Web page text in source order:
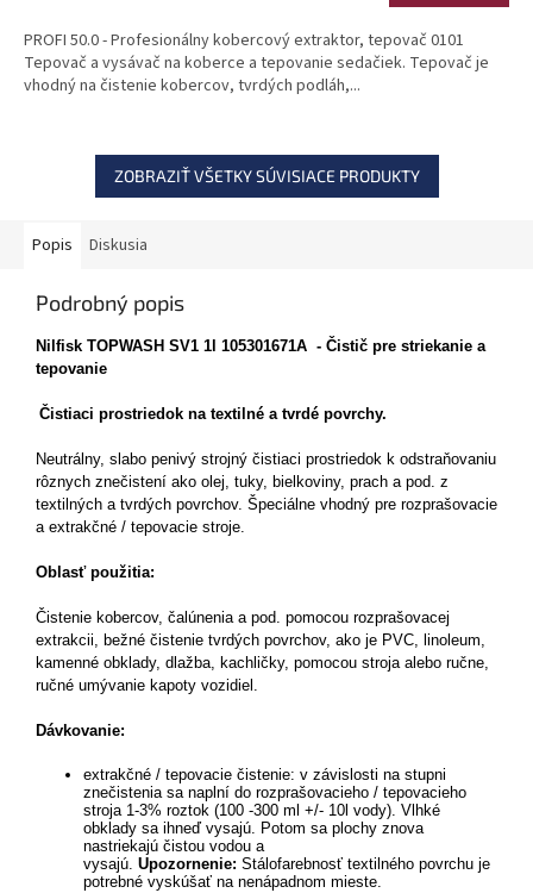
PROFI 50.0 - Profesionálny kobercový extraktor, tepovač 0101
Tepovač a vysávač na koberce a tepovanie sedačiek. Tepovač je
vhodný na čistenie kobercov, tvrdých podláh,...
ZOBRAZIŤ VŠETKY SÚVISIACE PRODUKTY
Popis Diskusia
Podrobný popis
Nilfisk TOPWASH SV1 1l 105301671A - Čistič pre striekanie a
tepovanie
Čistiaci prostriedok na textilné a tvrdé povrchy.
Neutrálny, slabo penivý strojný čistiaci prostriedok k odstraňovaniu
rôznych znečistení ako olej, tuky, bielkoviny, prach a pod. z
textilných a tvrdých povrchov. Špeciálne vhodný pre rozprašovacie
a extrakčné / tepovacie stroje.
Oblasť použitia:
Čistenie kobercov, čalúnenia a pod. pomocou rozprašovacej
extrakcii, bežné čistenie tvrdých povrchov, ako je PVC, linoleum,
kamenné obklady, dlažba, kachličky, pomocou stroja alebo ručne,
ručné umývanie kapoty vozidiel.
Dávkovanie:
extrakčné / tepovacie čistenie: v závislosti na stupni
znečistenia sa naplní do rozprašovacieho / tepovacieho
stroja 1-3% roztok (100 -300 ml +/- 10l vody). Vlhké
obklady sa ihneď vysajú. Potom sa plochy znova
nastriekajú čistou vodou a
vysajú. Upozornenie: Stálofarebnosť textilného povrchu je
potrebné vyskúšať na nenápadnom mieste.